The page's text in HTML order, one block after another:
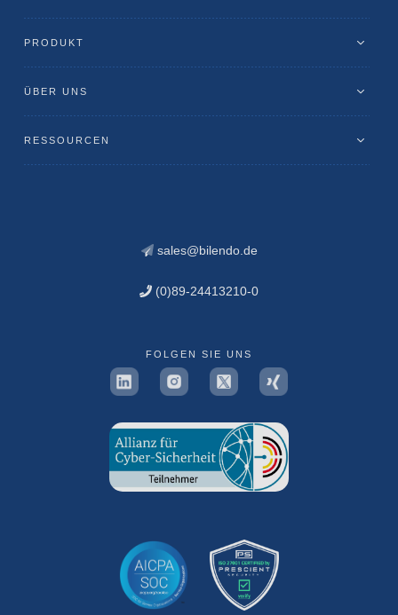
PRODUKT
ÜBER UNS
RESSOURCEN
sales@bilendo.de
(0)89-24413210-0
FOLGEN SIE UNS